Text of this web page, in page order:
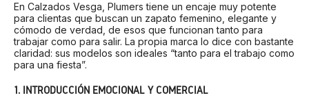
En Calzados Vesga, Plumers tiene un encaje muy potente
para clientas que buscan un zapato femenino, elegante y
cómodo de verdad, de esos que funcionan tanto para
trabajar como para salir. La propia marca lo dice con bastante
claridad: sus modelos son ideales “tanto para el trabajo como
para una fiesta”.
1. INTRODUCCIÓN EMOCIONAL Y COMERCIAL